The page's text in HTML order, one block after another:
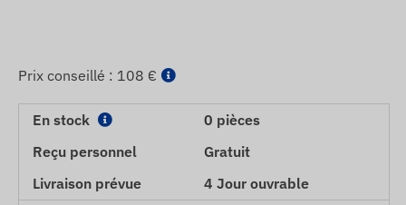
Prix ​​conseillé : 108 €
En stock
0 pièces
Reçu personnel
Gratuit
Livraison prévue
4 Jour ouvrable